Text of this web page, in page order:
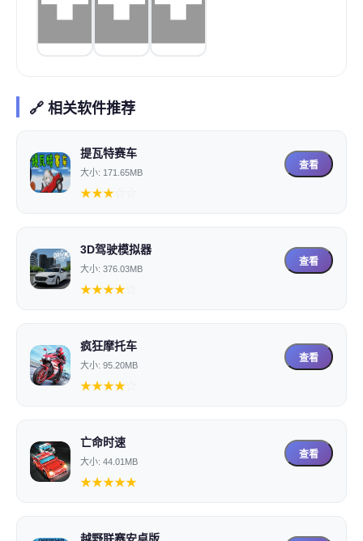
🔗 相关软件推荐
提瓦特赛车
大小: 171.65MB
★★★
查看
3D驾驶模拟器
大小: 376.03MB
★★★★
查看
疯狂摩托车
大小: 95.20MB
★★★★
查看
亡命时速
大小: 44.01MB
★★★★★
查看